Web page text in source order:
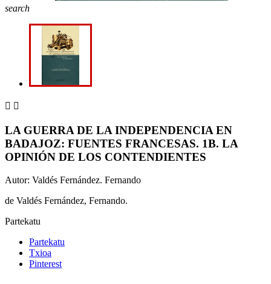
search
 
LA GUERRA DE LA INDEPENDENCIA EN
BADAJOZ: FUENTES FRANCESAS. 1B. LA
OPINIÓN DE LOS CONTENDIENTES
Autor: Valdés Fernández. Fernando
de Valdés Fernández, Fernando.
Partekatu
Partekatu
Txioa
Pinterest